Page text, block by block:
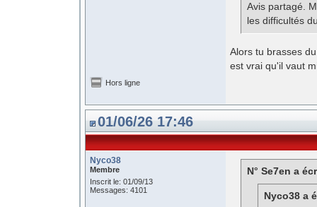
Avis partagé.
les difficultés
Alors tu brasses
est vrai qu'il vaut
Hors ligne
01/06/26 17:46
Nyco38
Membre
Inscrit le: 01/09/13
Messages: 4101
N° Se7en a
Nyco38 a